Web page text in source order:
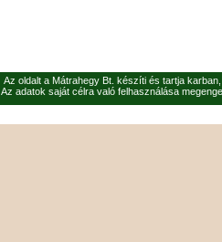
Az oldalt a Mátrahegy Bt. készíti és tartja
Az adatok saját célra való felhasználása